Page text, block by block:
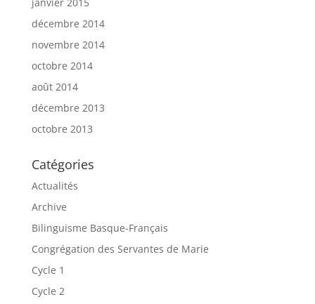
décembre 2014
novembre 2014
octobre 2014
août 2014
décembre 2013
octobre 2013
Catégories
Actualités
Archive
Bilinguisme Basque-Français
Congrégation des Servantes de Marie
Cycle 1
Cycle 2